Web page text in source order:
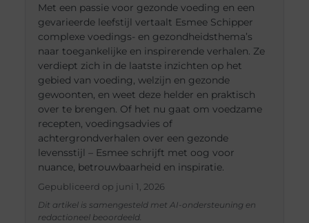
Met een passie voor gezonde voeding en een
gevarieerde leefstijl vertaalt Esmee Schipper
complexe voedings- en gezondheidsthema’s
naar toegankelijke en inspirerende verhalen. Ze
verdiept zich in de laatste inzichten op het
gebied van voeding, welzijn en gezonde
gewoonten, en weet deze helder en praktisch
over te brengen. Of het nu gaat om voedzame
recepten, voedingsadvies of
achtergrondverhalen over een gezonde
levensstijl – Esmee schrijft met oog voor
nuance, betrouwbaarheid en inspiratie.
Gepubliceerd op juni 1, 2026
Dit artikel is samengesteld met AI-ondersteuning en
redactioneel beoordeeld.